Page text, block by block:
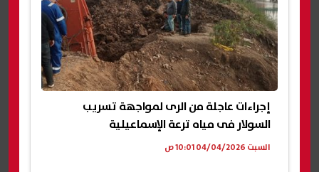
إجراءات عاجلة من الرى لمواجهة تسريب
السولار فى مياه ترعة الإسماعيلية
السبت 04/04/2026 10:01 ص